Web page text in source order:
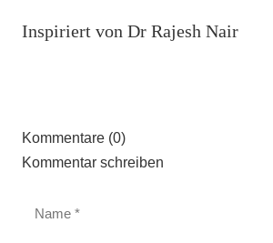
Inspiriert von Dr Rajesh Nair
Kommentare (0)
Kommentar schreiben